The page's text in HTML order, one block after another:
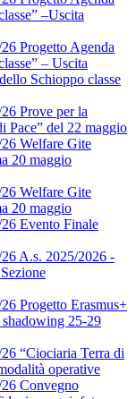
–Uscita
Progetto Agenda
– Uscita
Schioppo classe
Prove per la
Pace” del 22 maggio
Welfare Gite
20 maggio
Welfare Gite
20 maggio
Evento Finale
A.s. 2025/2026 -
Progetto Erasmus+
shadowing 25-29
“Ciociaria Terra di
operative
Convegno